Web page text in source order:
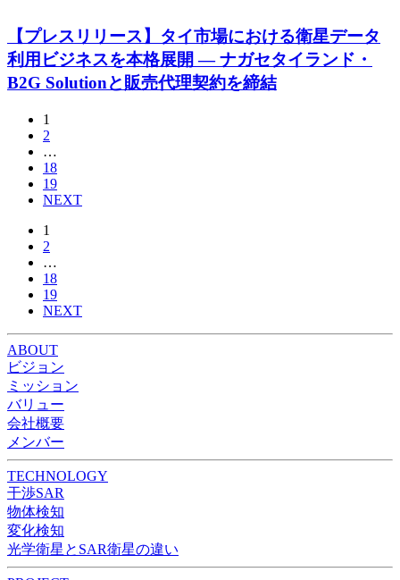
【プレスリリース】タイ市場における衛星データ
利用ビジネスを本格展開 — ナガセタイランド・
B2G Solutionと販売代理契約を締結
1
2
…
18
19
NEXT
1
2
…
18
19
NEXT
ABOUT
ビジョン
ミッション
バリュー
会社概要
メンバー
TECHNOLOGY
干渉SAR
物体検知​​
変化検知​
光学衛星とSAR衛星の違い